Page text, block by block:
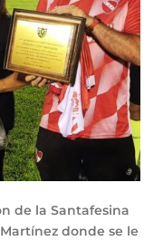
de la Santafesina
donde se le